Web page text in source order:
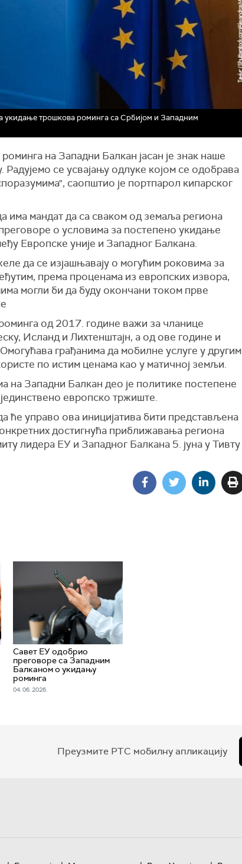
укидање трошкова роминга са Србијом и Западним
на Западни Балкан јасан је знак наше
Радујемо се усвајању одлуке којом се одобрава
саопштио је портпарол кипарског
има мандат да са сваком од земаља региона
о условима за постепено укидање
Европске уније и Западног Балкана.
да се изјашњавају о могућим роковима за
према проценама из европских извора,
могли би да буду окончани током прве
од 2017. године важи за чланице
Исланд и Лихтенштајн, а од ове године и
грађанима да мобилне услуге у другим
по истим ценама као у матичној земљи.
Западни Балкан део је политике постепене
европско тржиште.
ће управо ова иницијатива бити представљена
достигнућа приближавања региона
лидера ЕУ и Западног Балкана 5. јуна у Тивту
Савет ЕУ одобрио
преговоре са Западним
Балканом о укидању
роминга
04. 06. 2026.
Преузмите РТС мобилну апликацију